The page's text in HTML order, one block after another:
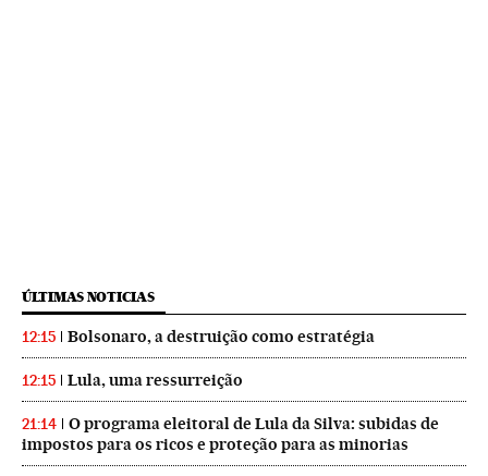
ÚLTIMAS NOTICIAS
12:15 Bolsonaro, a destruição como estratégia
12:15 Lula, uma ressurreição
21:14
O programa eleitoral de Lula da Silva: subidas de
impostos para os ricos e proteção para as minorias